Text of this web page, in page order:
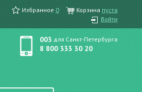
Избранное 0 Корзина пуста
Войти
003 для Санкт-Петербурга
8 800 333 30 20